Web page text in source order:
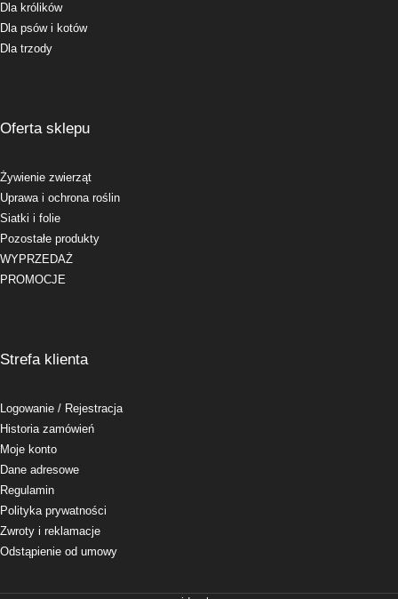
Dla królików
Dla psów i kotów
Dla trzody
Oferta sklepu
Żywienie zwierząt
Uprawa i ochrona roślin
Siatki i folie
Pozostałe produkty
WYPRZEDAŻ
PROMOCJE
Strefa klienta
Logowanie / Rejestracja
Historia zamówień
Moje konto
Dane adresowe
Regulamin
Polityka prywatności
Zwroty i reklamacje
Odstąpienie od umowy